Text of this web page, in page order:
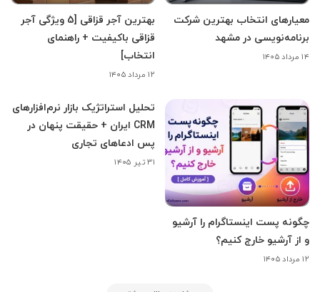
معیارهای انتخاب بهترین شرکت
برنامه‌نویسی در مشهد
۱۴ مرداد ۱۴۰۵
بهترین آجر قزاقی [5 ویژگی آجر
قزاقی باکیفیت + راهنمای
انتخاب]
۱۲ مرداد ۱۴۰۵
چگونه پست اینستاگرام را آرشیو
و از آرشیو خارج کنیم؟
۱۲ مرداد ۱۴۰۵
تحلیل استراتژیک بازار نرم‌افزارهای
CRM ایران + حقیقت پنهان در
پس ادعاهای تجاری
۳۱ تیر ۱۴۰۵